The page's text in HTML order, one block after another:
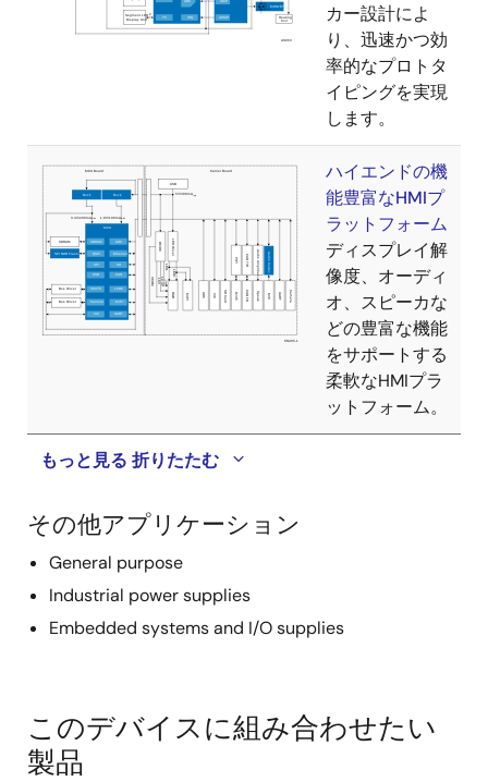
カー設計によ
り、迅速かつ効
率的なプロトタ
イピングを実現
します。
ハイエンドの機
能豊富なHMIプ
ラットフォーム
ディスプレイ解
像度、オーディ
オ、スピーカな
どの豊富な機能
をサポートする
柔軟なHMIプラ
ットフォーム。
もっと見る 折りたたむ
その他アプリケーション
General purpose
Industrial power supplies
Embedded systems and I/O supplies
このデバイスに組み合わせたい
製品